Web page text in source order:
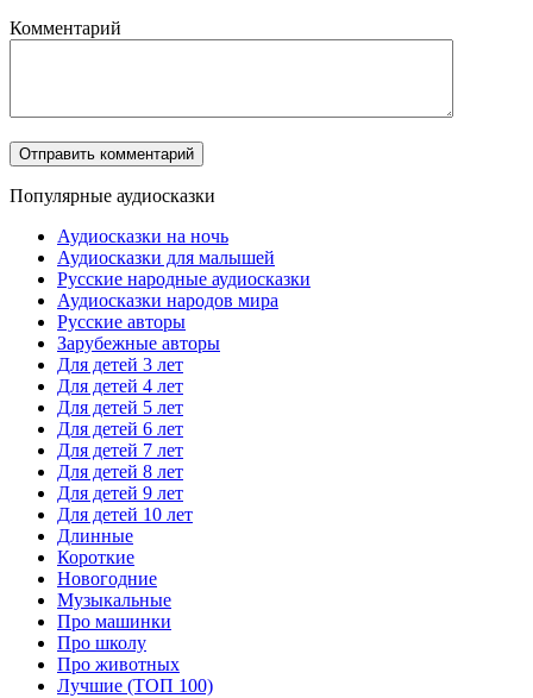
Комментарий
Популярные аудиосказки
Аудиосказки на ночь
Аудиосказки для малышей
Русские народные аудиосказки
Аудиосказки народов мира
Русские авторы
Зарубежные авторы
Для детей 3 лет
Для детей 4 лет
Для детей 5 лет
Для детей 6 лет
Для детей 7 лет
Для детей 8 лет
Для детей 9 лет
Для детей 10 лет
Длинные
Короткие
Новогодние
Музыкальные
Про машинки
Про школу
Про животных
Лучшие (ТОП 100)